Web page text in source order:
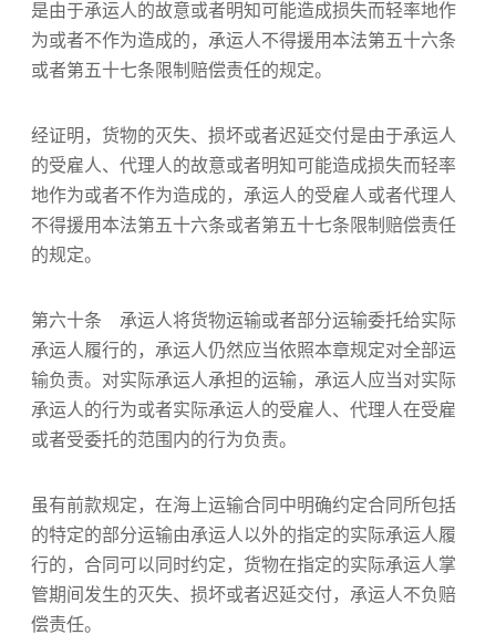
是由于承运人的故意或者明知可能造成损失而轻率地作
为或者不作为造成的，承运人不得援用本法第五十六条
或者第五十七条限制赔偿责任的规定。
经证明，货物的灭失、损坏或者迟延交付是由于承运人
的受雇人、代理人的故意或者明知可能造成损失而轻率
地作为或者不作为造成的，承运人的受雇人或者代理人
不得援用本法第五十六条或者第五十七条限制赔偿责任
的规定。
第六十条 承运人将货物运输或者部分运输委托给实际
承运人履行的，承运人仍然应当依照本章规定对全部运
输负责。对实际承运人承担的运输，承运人应当对实际
承运人的行为或者实际承运人的受雇人、代理人在受雇
或者受委托的范围内的行为负责。
虽有前款规定，在海上运输合同中明确约定合同所包括
的特定的部分运输由承运人以外的指定的实际承运人履
行的，合同可以同时约定，货物在指定的实际承运人掌
管期间发生的灭失、损坏或者迟延交付，承运人不负赔
偿责任。